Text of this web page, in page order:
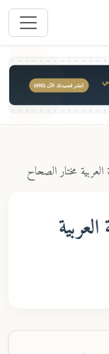
انشر قصيدتك الآن ($49)
مختار الصحاح